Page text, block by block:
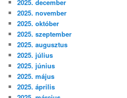
2025. december
2025. november
2025. október
2025. szeptember
2025. augusztus
2025. július
2025. június
2025. május
2025. április